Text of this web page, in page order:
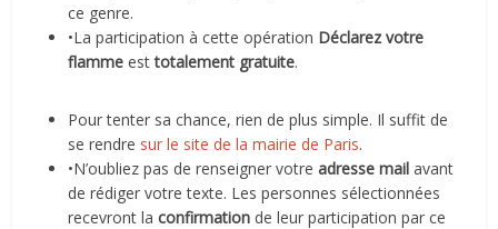
ce genre.
•La participation à cette opération Déclarez votre
flamme esttotalement gratuite.
Pour tenter sa chance, rien de plus simple. Il suffit de
se rendre sur le site de la mairie de Paris.
•N’oubliez pas de renseigner votreadresse mail avant
de rédiger votre texte. Les personnes sélectionnées
recevront laconfirmation de leur participation par ce